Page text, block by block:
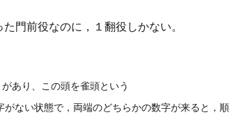
門前役なのに，１翻役しかない。
あり、この頭を雀頭という
ない状態で，両端のどちらかの数字が来ると，順